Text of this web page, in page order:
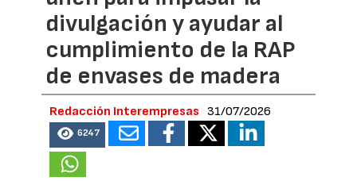
divulgación y ayudar al
cumplimiento de la RAP
de envases de madera
Redacción Interempresas 31/07/2026
6247